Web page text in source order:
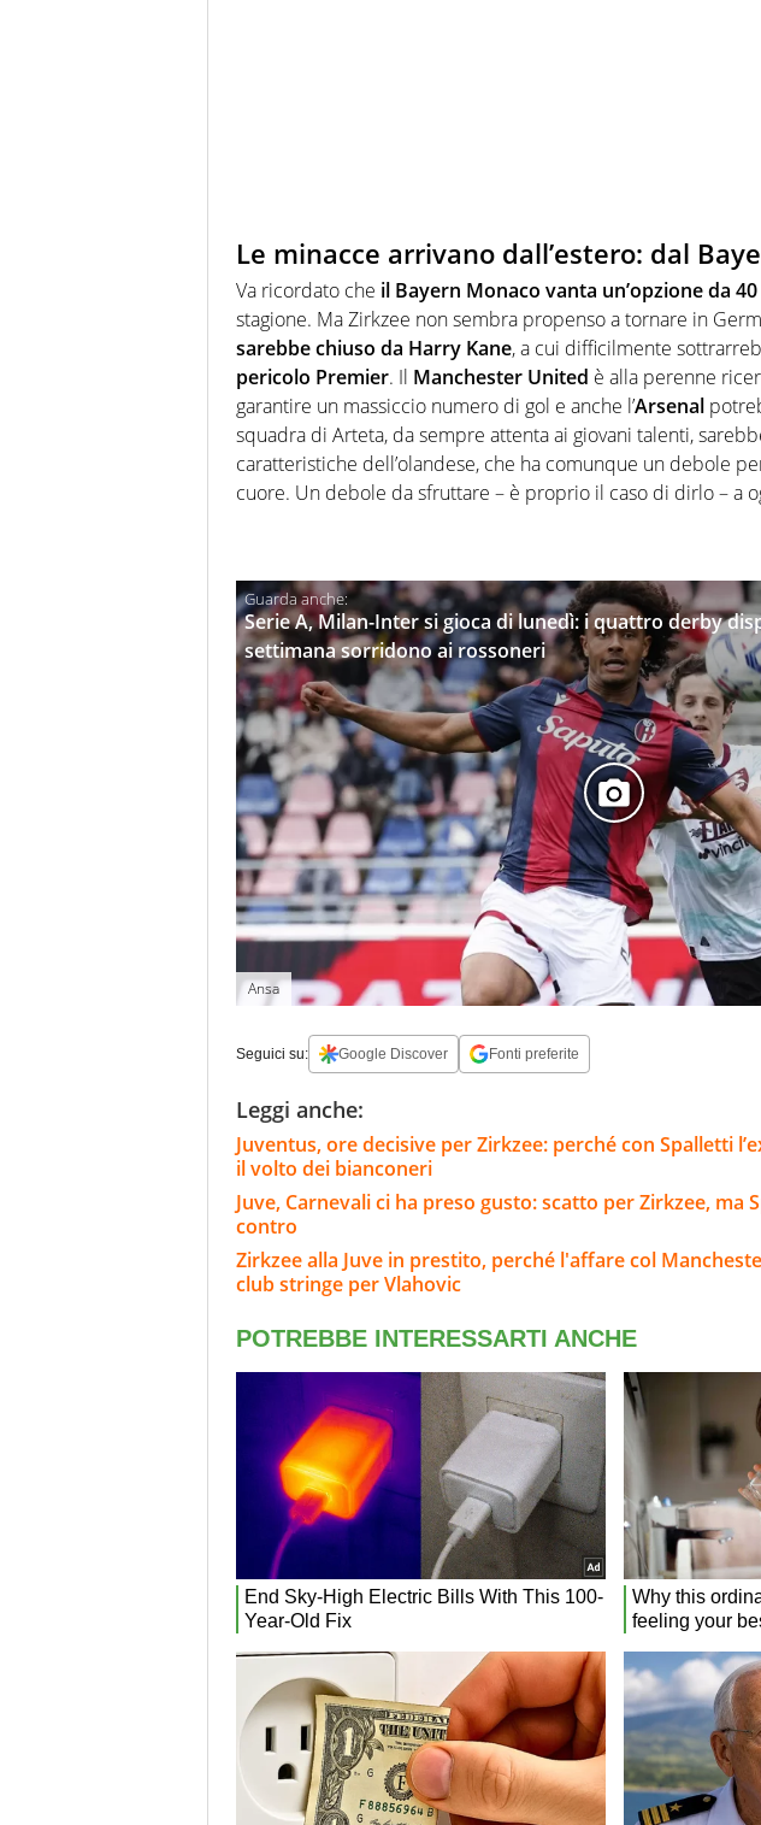
Le minacce arrivano dall’estero: dal
Va ricordato che il Bayern Monaco vanta un’opzione da
stagione. Ma Zirkzee non sembra propenso a tornare in
sarebbe chiuso da Harry Kane, a cui difficilmente
pericolo Premier. Il Manchester United è alla perenne
garantire un massiccio numero di gol e anche l’Arsenal
squadra di Arteta, da sempre attenta ai giovani talenti,
caratteristiche dell’olandese, che ha comunque un debole
cuore. Un debole da sfruttare – è proprio il caso di dirlo – a
Serie A, Milan-Inter si gioca di lunedì: i quattro derby
settimana sorridono ai rossoneri
Ansa
Seguici su: Google Discover Fonti preferite
Leggi anche:
Juventus, ore decisive per Zirkzee: perché con Spalletti
il volto dei bianconeri
Juve, Carnevali ci ha preso gusto: scatto per Zirkzee, ma
contro
Zirkzee alla Juve in prestito, perché l'affare col
club stringe per Vlahovic